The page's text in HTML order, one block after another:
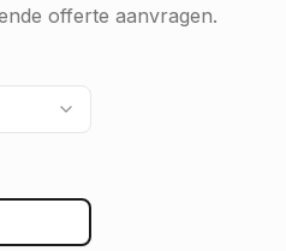
offerte aanvragen.